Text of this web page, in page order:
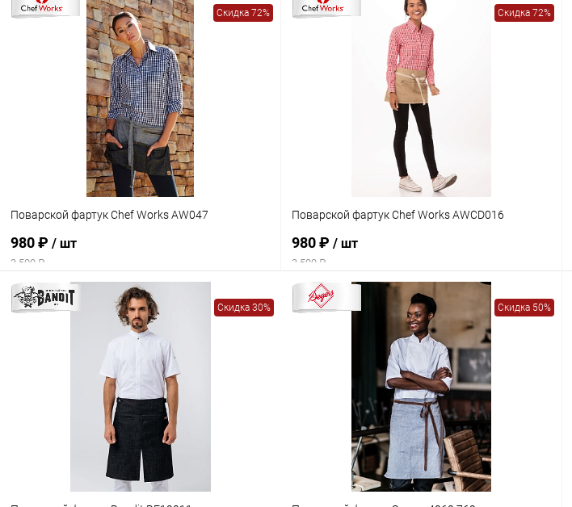
Скидка 72%
Поварской фартук Chef Works AW047
980 ₽ / шт
3 500 ₽
Скидка 72%
Поварской фартук Chef Works AWCD016
980 ₽ / шт
3 500 ₽
Скидка 30% Скидка 50%